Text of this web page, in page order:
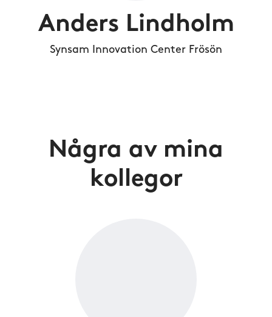
Anders Lindholm
Synsam Innovation Center Frösön
Några av mina
kollegor